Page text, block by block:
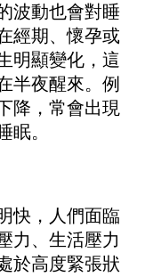
動也會對睡
經期、懷孕或
明顯變化，這
半夜醒來。例
降，常會出現
眠。
，人們面臨
力、生活壓力
於高度緊張狀